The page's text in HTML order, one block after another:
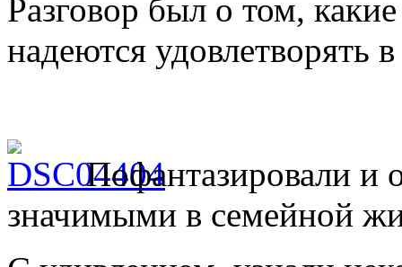
Разговор был о том,
надеются удовлетворять
Пофантазировали и
значимыми в семейной